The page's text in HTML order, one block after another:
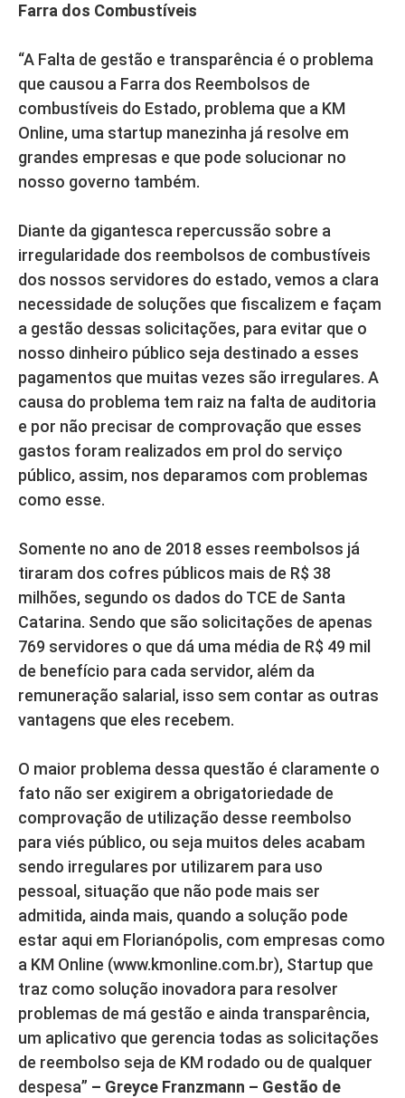
Farra dos Combustíveis
“A Falta de gestão e transparência é o problema
que causou a Farra dos Reembolsos de
combustíveis do Estado, problema que a KM
Online, uma startup manezinha já resolve em
grandes empresas e que pode solucionar no
nosso governo também.
Diante da gigantesca repercussão sobre a
irregularidade dos reembolsos de combustíveis
dos nossos servidores do estado, vemos a clara
necessidade de soluções que fiscalizem e façam
a gestão dessas solicitações, para evitar que o
nosso dinheiro público seja destinado a esses
pagamentos que muitas vezes são irregulares. A
causa do problema tem raiz na falta de auditoria
e por não precisar de comprovação que esses
gastos foram realizados em prol do serviço
público, assim, nos deparamos com problemas
como esse.
Somente no ano de 2018 esses reembolsos já
tiraram dos cofres públicos mais de R$ 38
milhões, segundo os dados do TCE de Santa
Catarina. Sendo que são solicitações de apenas
769 servidores o que dá uma média de R$ 49 mil
de benefício para cada servidor, além da
remuneração salarial, isso sem contar as outras
vantagens que eles recebem.
O maior problema dessa questão é claramente o
fato não ser exigirem a obrigatoriedade de
comprovação de utilização desse reembolso
para viés público, ou seja muitos deles acabam
sendo irregulares por utilizarem para uso
pessoal, situação que não pode mais ser
admitida, ainda mais, quando a solução pode
estar aqui em Florianópolis, com empresas como
a KM Online (www.kmonline.com.br), Startup que
traz como solução inovadora para resolver
problemas de má gestão e ainda transparência,
um aplicativo que gerencia todas as solicitações
de reembolso seja de KM rodado ou de qualquer
despesa” – Greyce Franzmann – Gestão de